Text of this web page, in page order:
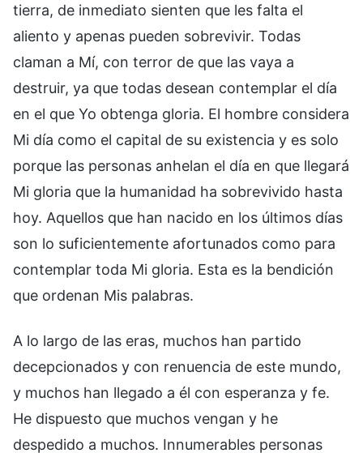
tierra, de inmediato sienten que les falta el
aliento y apenas pueden sobrevivir. Todas
claman a Mí, con terror de que las vaya a
destruir, ya que todas desean contemplar el día
en el que Yo obtenga gloria. El hombre considera
Mi día como el capital de su existencia y es solo
porque las personas anhelan el día en que llegará
Mi gloria que la humanidad ha sobrevivido hasta
hoy. Aquellos que han nacido en los últimos días
son lo suficientemente afortunados como para
contemplar toda Mi gloria. Esta es la bendición
que ordenan Mis palabras.
A lo largo de las eras, muchos han partido
decepcionados y con renuencia de este mundo,
y muchos han llegado a él con esperanza y fe.
He dispuesto que muchos vengan y he
despedido a muchos. Innumerables personas